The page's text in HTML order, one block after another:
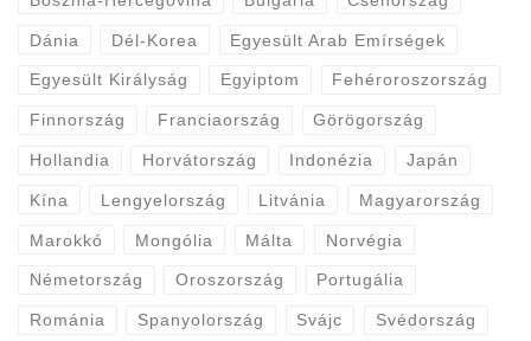
Dánia Dél-Korea Egyesült Arab Emírségek
Egyesült Királyság Egyiptom Fehéroroszország
Finnország Franciaország Görögország
Hollandia Horvátország Indonézia Japán
Kína Lengyelország Litvánia Magyarország
Marokkó Mongólia Málta Norvégia
Németország Oroszország Portugália
Románia Spanyolország Svájc Svédország